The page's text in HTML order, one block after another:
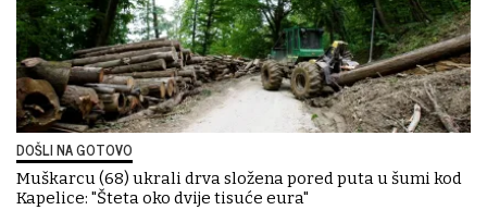
DOŠLI NA GOTOVO
Muškarcu (68) ukrali drva složena pored puta u šumi kod
Kapelice: "Šteta oko dvije tisuće eura"